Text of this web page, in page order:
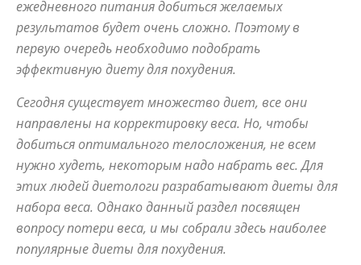
советы
для
похудения
ежедневного питания добиться желаемых
результатов будет очень сложно. Поэтому в
первую очередь необходимо подобрать
эффективную диету для похудения.
Сегодня существует множество диет, все они
направлены на корректировку веса. Но, чтобы
добиться оптимального телосложения, не всем
нужно худеть, некоторым надо набрать вес. Для
этих людей диетологи разрабатывают диеты для
набора веса. Однако данный раздел посвящен
вопросу потери веса, и мы собрали здесь наиболее
популярные диеты для похудения.